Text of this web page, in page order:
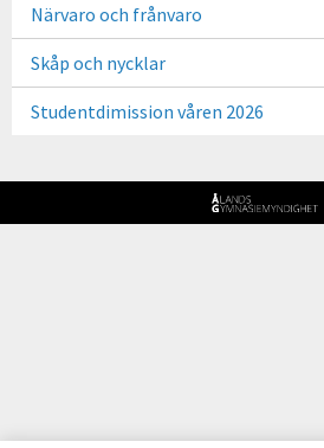
Närvaro och frånvaro
Skåp och nycklar
Studentdimission våren 2026